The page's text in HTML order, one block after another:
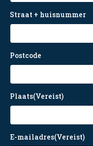
Straat + huisnummer
Postcode
Plaats(Vereist)
E-mailadres(Vereist)